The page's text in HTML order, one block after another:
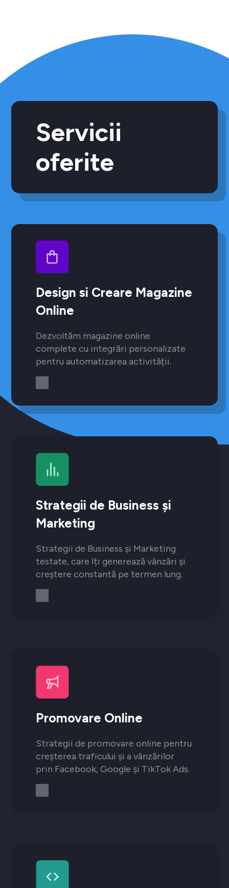
Servicii
oferite
Design si Creare Magazine
Online
Dezvoltăm magazine online
complete cu integrări personalizate
pentru automatizarea activității.
Strategii de Business și
Marketing
Strategii de Business și Marketing
testate, care îți generează vânzări și
creștere constantă pe termen lung.
Promovare Online
Strategii de promovare online pentru
creșterea traficului și a vânzărilor
prin Facebook, Google și TikTok Ads.